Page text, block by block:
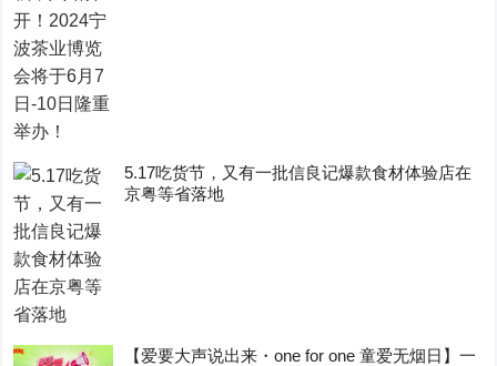
5.17吃货节，又有一批信良记爆款食材体验店在
京粤等省落地
【爱要大声说出来・one for one 童爱无烟日】一